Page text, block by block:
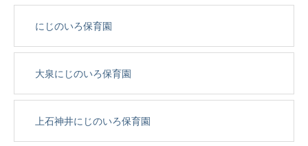
にじのいろ保育園
大泉にじのいろ保育園
上石神井にじのいろ保育園